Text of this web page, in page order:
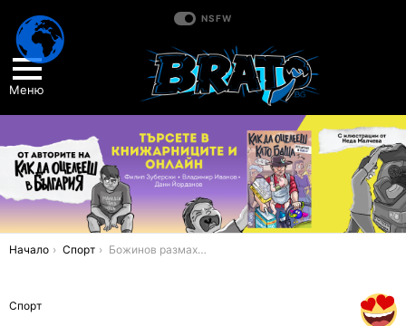
NSFW
Меню
You are here:
Начало Спорт Божинов размаха пръст на държавата, заговори за протест
Спорт